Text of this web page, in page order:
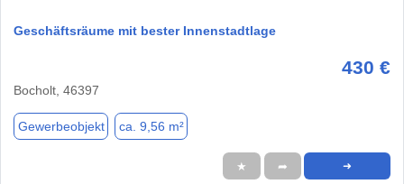
Geschäftsräume mit bester Innenstadtlage
430 €
Bocholt, 46397
Gewerbeobjekt ca. 9,56 m²
★ ➦ ➜